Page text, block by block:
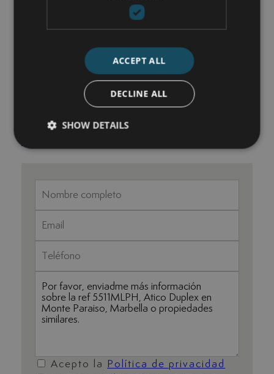
CONTACTE CON NOSOTROS
María Cazorla
Acepto la
Política de privacidad
ACCEPT ALL
DECLINE ALL
SHOW DETAILS